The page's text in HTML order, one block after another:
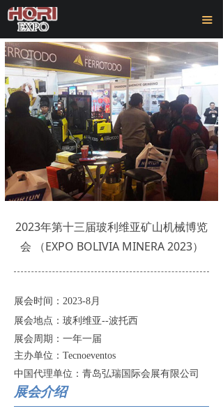
끀
首页
关于我们
展会中心
现场风采
联系我们
2023年第十三届玻利维亚矿山机械博览
会 （EXPO BOLIVIA MINERA 2023）
展会时间： 2023-8月
展会地点： 玻利维亚--波托西
展会周期：一年一届
主办单位： Tecnoeventos
中国代理单位： 青岛弘瑞国际会展有限公司
展会介绍